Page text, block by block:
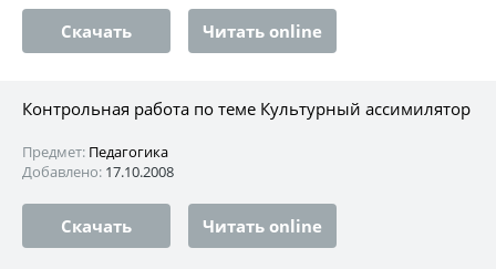
Скачать Читать online
Контрольная работа по теме Культурный ассимилятор
Предмет: Педагогика
Добавлено: 17.10.2008
Скачать Читать online